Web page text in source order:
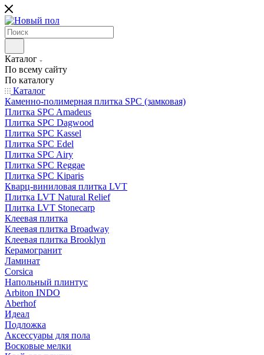
Каталог
По всему сайту
По каталогу
Каталог
Каменно-полимерная плитка SPC (замковая)
Плитка SPC Amadeus
Плитка SPC Dagwood
Плитка SPC Kassel
Плитка SPC Edel
Плитка SPC Airy
Плитка SPC Reggae
Плитка SPC Kiparis
Кварц-виниловая плитка LVT
Плитка LVT Natural Relief
Плитка LVT Stonecarp
Клеевая плитка
Клеевая плитка Broadway
Клеевая плитка Brooklyn
Керамогранит
Ламинат
Corsica
Напольный плинтус
Arbiton INDO
Aberhof
Идеал
Подложка
Аксессуары для пола
Восковые мелки